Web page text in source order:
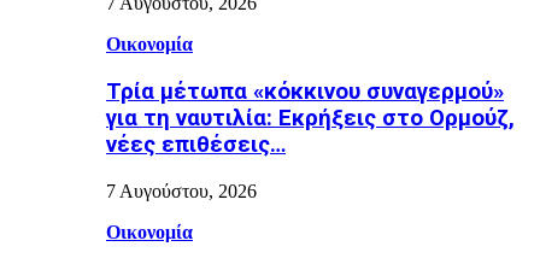
Οικονομία
Τρία μέτωπα «κόκκινου συναγερμού»
για τη ναυτιλία: Εκρήξεις στο Ορμούζ,
νέες επιθέσεις…
7 Αυγούστου, 2026
Οικονομία